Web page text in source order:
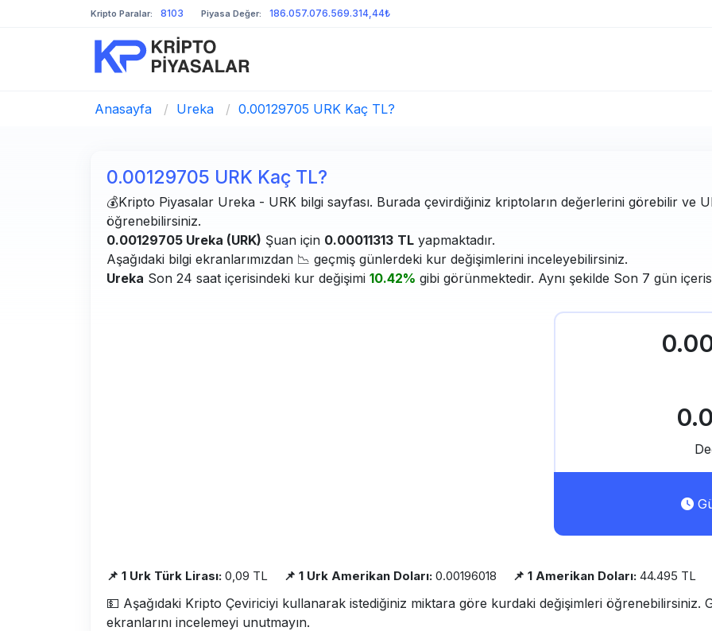
Kripto Paralar: 8103 Piyasa Değer: 186.057.076.569.314,44₺
Anasayfa / Ureka / 0.00129705 URK Kaç TL?
0.00129705 URK Kaç TL?
💰Kripto Piyasalar Ureka - URK bilgi sayfası. Burada çevirdiğiniz kriptoların değerlerini görebilir ve
öğrenebilirsiniz.
0.00129705 Ureka (URK) Şuan için 0.00011313 TL yapmaktadır.
Aşağıdaki bilgi ekranlarımızdan 📉 geçmiş günlerdeki kur değişimlerini inceleyebilirsiniz.
Ureka Son 24 saat içerisindeki kur değişimi 10.42% gibi görünmektedir. Aynı şekilde Son 7 gün
📌 1 Urk Türk Lirası: 0,09 TL 📌 1 Urk Amerikan Doları: 0.00196018 📌 1 Amerikan Doları: 44.495 TL
💵 Aşağıdaki Kripto Çeviriciyi kullanarak istediğiniz miktara göre kurdaki değişimleri öğrenebilirsiniz.
ekranlarını incelemeyi unutmayın.